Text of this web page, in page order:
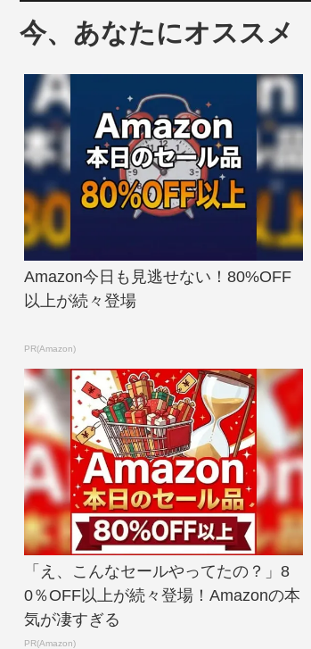
今、あなたにオススメ
Amazon今日も見逃せない！80%OFF
以上が続々登場
PR(Amazon)
「え、こんなセールやってたの？」8
0％OFF以上が続々登場！Amazonの本
気が凄すぎる
PR(Amazon)